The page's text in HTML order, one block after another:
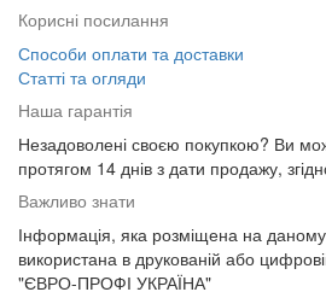
Корисні посилання
Способи оплати та доставки
Статті та огляди
Наша гарантія
Незадоволені своєю покупкою? Ви
протягом 14 днів з дати продажу,
Важливо знати
Інформація, яка розміщена на
використана в друкованій або
"ЄВРО-ПРОФІ УКРАЇНА"